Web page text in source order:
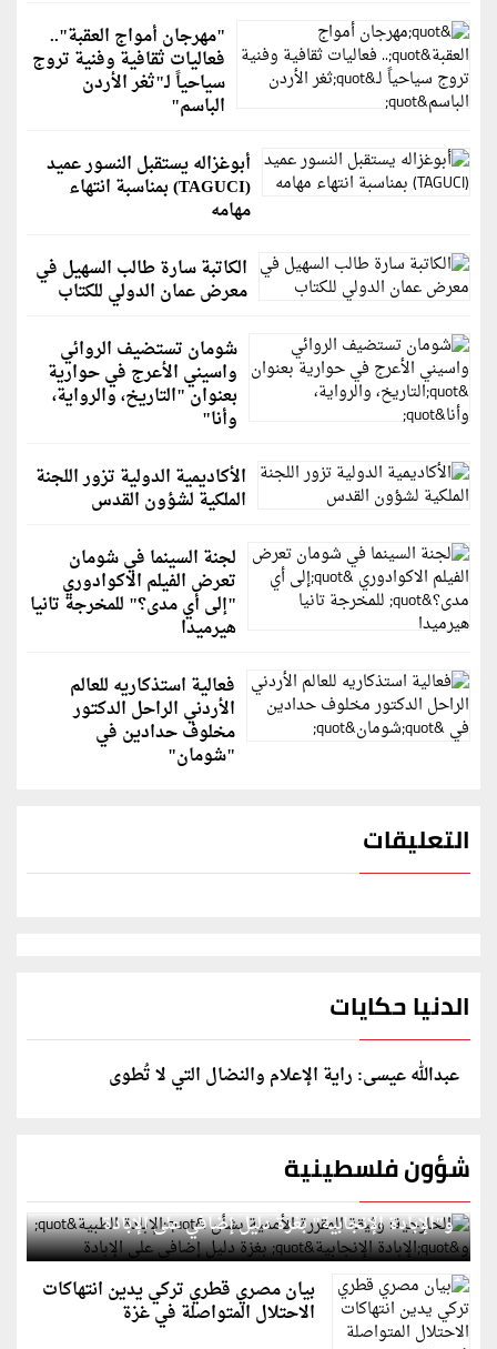
"مهرجان أمواج العقبة"..
فعاليات ثقافية وفنية تروج
سياحياً لـ"ثغر الأردن
الباسم"
أبوغزاله يستقبل النسور عميد
(TAGUCI) بمناسبة انتهاء
مهامه
الكاتبة سارة طالب السهيل في
معرض عمان الدولي للكتاب
شومان تستضيف الروائي
واسيني الأعرج في حوارية
بعنوان "التاريخ، والرواية،
وأنا"
الأكاديمية الدولية تزور اللجنة
الملكية لشؤون القدس
لجنة السينما في شومان
تعرض الفيلم الاكوادوري
"إلى أي مدى؟" للمخرجة تانيا
هيرميدا
فعالية استذكاريه للعالم
الأردني الراحل الدكتور
مخلوف حدادين في
"شومان"
التعليقات
الدنيا حكايات
عبدالله عيسى: راية الإعلام والنضال التي لا تُطوى
شؤون فلسطينية
الخارجية: وثيقة المقررة الأممية بشأن "الإبادة الطبية"
و"الإبادة الإنجابية" بغزة دليل إضافي على الإبادة
بيان مصري قطري تركي يدين انتهاكات
الاحتلال المتواصلة في غزة